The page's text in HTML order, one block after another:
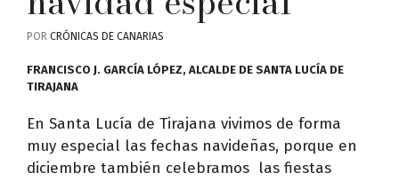
POR CRÓNICAS DE CANARIAS
FRANCISCO J. GARCÍA LÓPEZ, ALCALDE DE SANTA LUCÍA DE
TIRAJANA
En Santa Lucía de Tirajana vivimos de forma
muy especial las fechas navideñas, porque en
diciembre también celebramos las fiestas